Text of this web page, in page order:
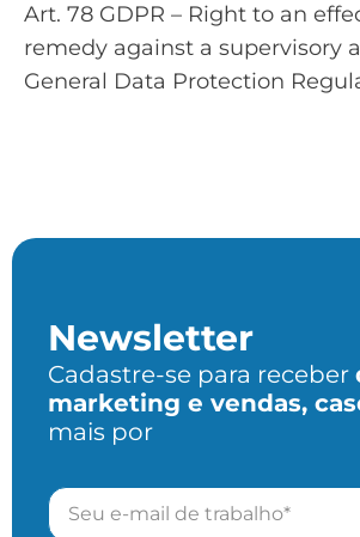
Art. 78 GDPR – Right to an
remedy against a supervisory
General Data Protection
Newsletter
Cadastre-se para receber
marketing e vendas,
mais por